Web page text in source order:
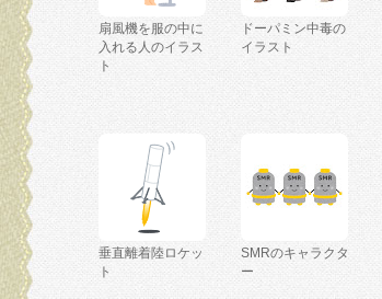
扇風機を服の中に
入れる人のイラス
ト
ドーパミン中毒の
イラスト
垂直離着陸ロケッ
ト
SMRのキャラクタ
ー